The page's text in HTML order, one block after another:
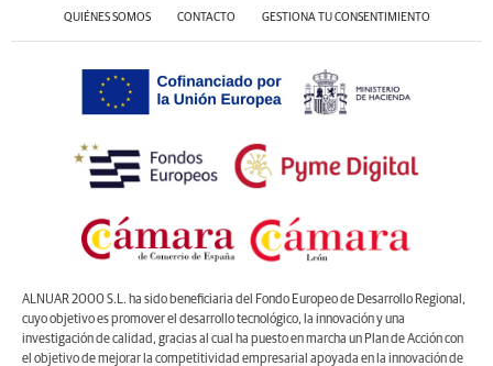
QUIÉNES SOMOS CONTACTO GESTIONA TU CONSENTIMIENTO
ALNUAR 2000 S.L. ha sido beneficiaria del Fondo Europeo de Desarrollo Regional,
cuyo objetivo es promover el desarrollo tecnológico, la innovación y una
investigación de calidad, gracias al cual ha puesto en marcha un Plan de Acción con
el objetivo de mejorar la competitividad empresarial apoyada en la innovación de